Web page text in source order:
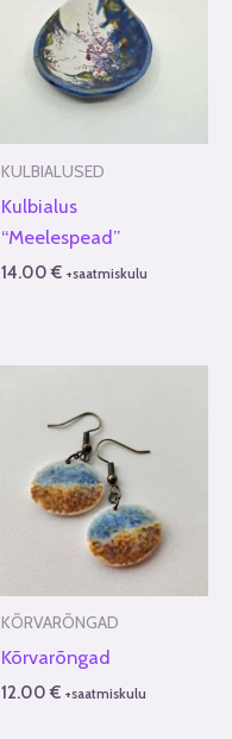
KULBIALUSED
Kulbialus
“Meelespead”
14.00€ +saatmiskulu
KÕRVARÕNGAD
Kõrvarõngad
12.00€ +saatmiskulu